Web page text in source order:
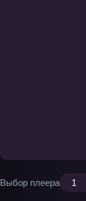
Выбор плеера 1